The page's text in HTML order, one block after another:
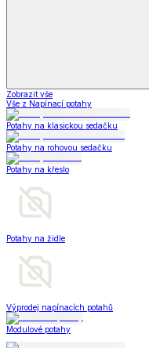
Zobrazit vše
Vše z Napínací potahy
Potahy na klasickou sedačku
Potahy na rohovou sedačku
Potahy na křeslo
Potahy na židle
Výprodej napínacích potahů
Modulové potahy